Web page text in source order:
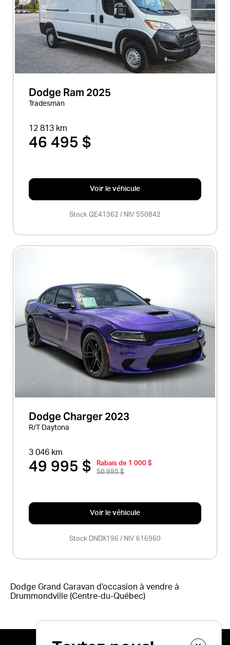
Dodge Ram 2025
Tradesman
12 813 km
46 495 $
Voir le véhicule
Stock QE41362 / NIV 550842
Dodge Charger 2023
R/T Daytona
3 046 km
49 995 $
Rabais de 1 000 $
50 995 $
Voir le véhicule
Stock DNDX196 / NIV 616960
Dodge Grand Caravan d’occasion à vendre à
Drummondville (Centre-du-Québec)